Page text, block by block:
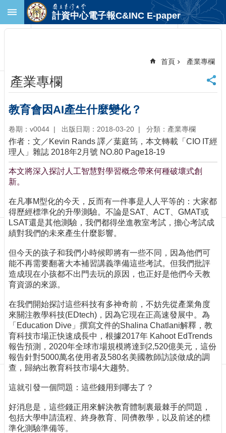
跳到主要內容區塊
首
頁
臺
大
首
頁
計
中
首
頁
聯
絡
資
訊
閱/
取
消
網
導
覽
最
新
消
息
關
我
們
計資中心電子報C&INC E-paper
首頁 產業專欄
產業專欄
教育會因AI產生什麼變化？
卷期：v0044 出版日期：2018-03-20 分類：產業專欄
作者：文／Kevin Rands 譯／葉庭筠，本文轉載「CIO IT經
理人」雜誌 2018年2月號 NO.80 Page18-19
本文將深入探討人工智慧對學習概念帶來何種破壞式創
新。
在凡事M型化的今天，反而有一件事是人人平等的：大家都
得歷經標準化的升學測驗。不論是SAT、ACT、GMAT或
LSAT還是其他測驗，我們都得坐進教室考試，擔心考試成
績對我們的未來產生什麼影響。
但今天的孩子和我們小時候即將有一些不同，因為他們可
能不再需要翻著大本補習講義準備這些考試。但我們批評
造成現在小孩都不出門去玩的原因，也正好是他們今天教
育資源的來源。
在我們開始探討這些科技有多神奇前，不妨先從產業角度
來關注教學科技(EDtech)，因為它現在正高速發展中。為
「Education Dive」撰寫文件的Shalina Chatlani解釋，教
育科技市場正快速成長中，根據2017年 Kahoot EdTrends
報告預測，2020年全球市場規模將達到2,520億美元，這份
報告針對5000萬名使用者及580名美國教師訪談做成的調
查，歸納出教育科技市場4大趨勢。
這就引發一個問題：這些錢用到哪去了？
好消息是，這些錢正用來解決教育體制裏最棘手的問題，
包括大學申請流程、終身教育、同儕教學，以及前述的標
準化測驗準備等。